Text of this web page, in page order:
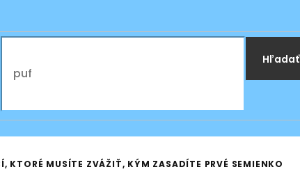
Hľadať
KTORÉ MUSÍTE ZVÁŽIŤ, KÝM ZASADÍTE PRVÉ SEMIENKO